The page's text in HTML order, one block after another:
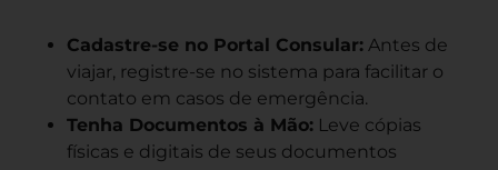
Cadastre-se no Portal Consular: Antes de
viajar, registre-se no sistema para facilitar o
contato em casos de emergência.
Tenha Documentos à Mão: Leve cópias
físicas e digitais de seus documentos